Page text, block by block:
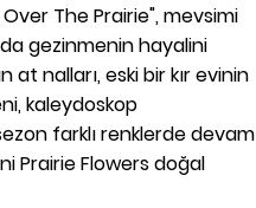
The Prairie", mevsimi
gezinmenin hayalini
nalları, eski bir kır evinin
kaleydoskop
farklı renklerde devam
Prairie Flowers doğal